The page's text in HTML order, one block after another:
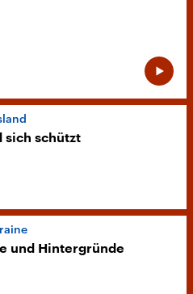
sich schützt
und Hintergründe